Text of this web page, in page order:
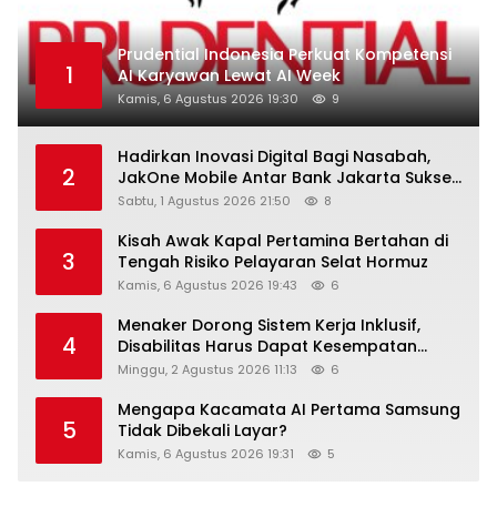
1
Prudential Indonesia Perkuat Kompetensi
AI Karyawan Lewat AI Week
Kamis, 6 Agustus 2026 19:30 9
2
Hadirkan Inovasi Digital Bagi Nasabah,
JakOne Mobile Antar Bank Jakarta Sukses
Raih Digital Excellence Awards 2026
Sabtu, 1 Agustus 2026 21:50 8
3
Kisah Awak Kapal Pertamina Bertahan di
Tengah Risiko Pelayaran Selat Hormuz
Kamis, 6 Agustus 2026 19:43 6
4
Menaker Dorong Sistem Kerja Inklusif,
Disabilitas Harus Dapat Kesempatan
Setara
Minggu, 2 Agustus 2026 11:13 6
5
Mengapa Kacamata AI Pertama Samsung
Tidak Dibekali Layar?
Kamis, 6 Agustus 2026 19:31 5